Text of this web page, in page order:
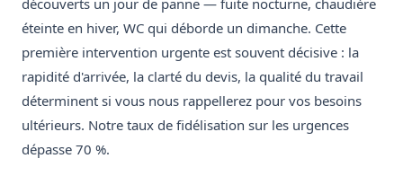
découverts un jour de panne — fuite nocturne, chaudière
éteinte en hiver, WC qui déborde un dimanche. Cette
première intervention urgente est souvent décisive : la
rapidité d'arrivée, la clarté du devis, la qualité du travail
déterminent si vous nous rappellerez pour vos besoins
ultérieurs. Notre taux de fidélisation sur les urgences
dépasse 70 %.